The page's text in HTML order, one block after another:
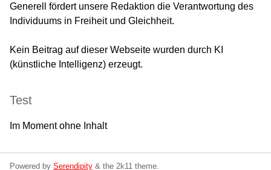
Generell fördert unsere Redaktion die Verantwortung des
Individuums in Freiheit und Gleichheit.
Kein Beitrag auf dieser Webseite wurden durch KI
(künstliche Intelligenz) erzeugt.
Test
Im Moment ohne Inhalt
Powered by Serendipity & the 2k11 theme.